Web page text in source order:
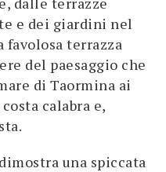
e dei giardini nel
favolosa terrazza
del paesaggio che
di Taormina ai
calabra e,
una spiccata